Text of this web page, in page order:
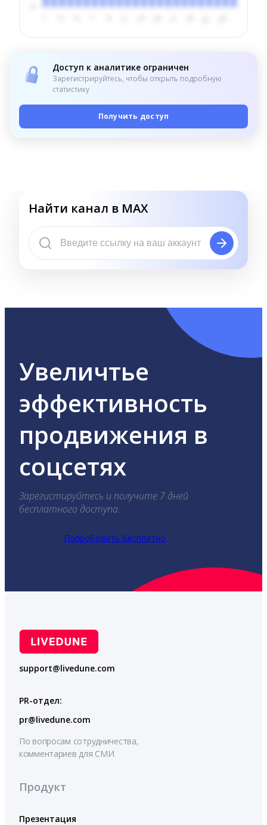
Доступ к аналитике ограничен
Зарегистрируйтесь, чтобы открыть подробную
статистику
Получить доступ
Найти канал в MAX
Увеличтье
эффективность
продвижения в
соцсетях
Зарегистируйтесь и получите 7 дней
бесплатного доступа.
Попробовать бесплатно
support@livedune.com
PR-отдел:
pr@livedune.com
По вопросам сотрудничества,
комментариев для СМИ
Продукт
Презентация